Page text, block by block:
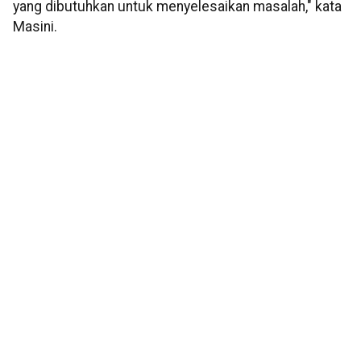
yang dibutuhkan untuk menyelesaikan masalah," kata
Masini.